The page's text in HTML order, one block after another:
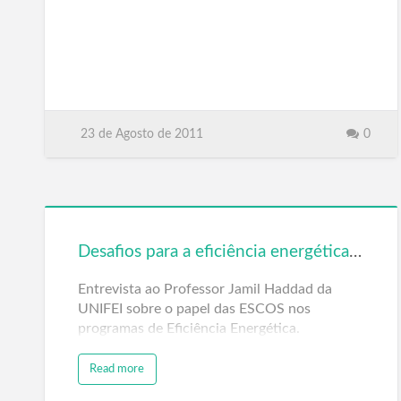
23 de Agosto de 2011 0
Desafios para a eficiência energética – Video
Entrevista ao Professor Jamil Haddad da
UNIFEI sobre o papel das ESCOS nos
programas de Eficiência Energética.
Read more